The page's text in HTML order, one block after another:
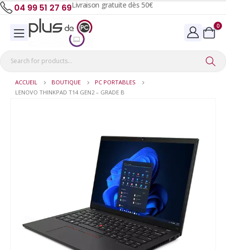
04 99 51 27 69Livraison gratuite dès 50€
0
ACCUEIL BOUTIQUE
PC PORTABLES
LENOVO THINKPAD T14 GEN2 – GRADE B